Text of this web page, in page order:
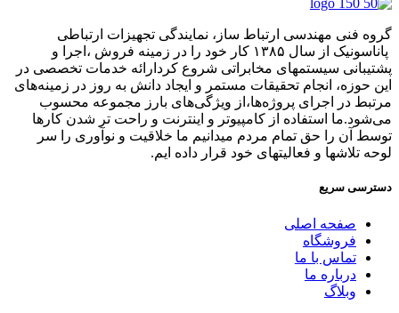
گروه فنی مهندسی ارتباط ساز، نمایندگی تجهیزات ارتباطی
پاناسونیک از سال ۱۳۸۵ کار خود را در زمینه فروش ،اجرا و
پشتیبانی سیستمهای مخابراتی شروع کردارائه خدمات تخصصی در
این حوزه، انجام تحقیقات مستمر و ایجاد دانش به‌ روز در زمینه‌های
مرتبط در اجرای پروژه‌ها،از ویژگی‌های بارز مجموعه محسوب
می‌شود.ما استفاده از کامپیوتر و اینترنت و راحت تر شدن کارها
توسط آن را حق تمام مردم میدانیم ما خلاقیت و نوآوری را سر
لوحه تلاشها و فعالیتهای خود قرار داده ایم.
دسترسی سریع
صفحه اصلی
فروشگاه
تماس با ما
درباره ما
وبلاگ